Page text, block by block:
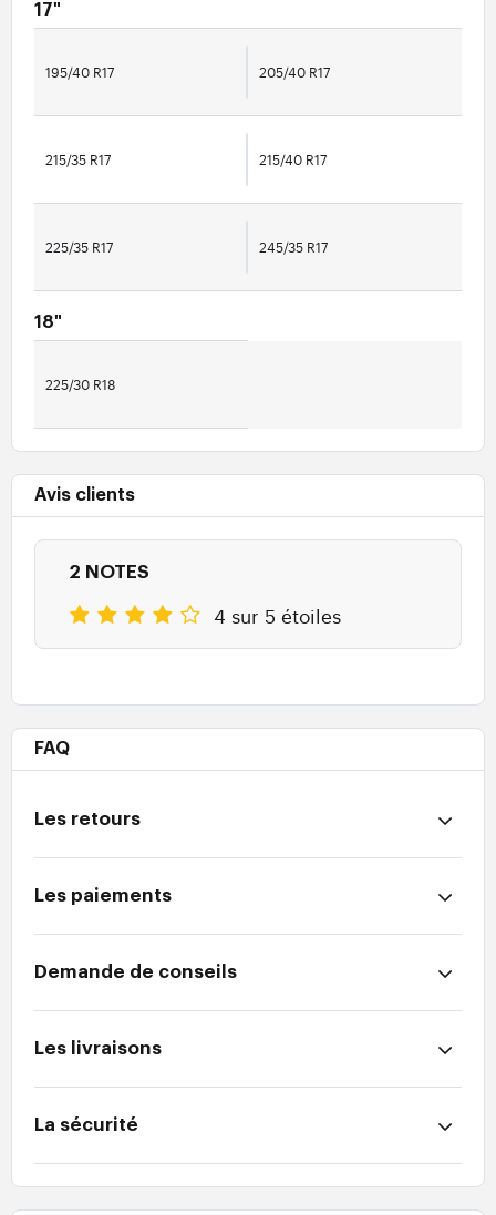
17"
195/40 R17 205/40 R17
215/35 R17 215/40 R17
225/35 R17 245/35 R17
18"
225/30 R18
Avis clients
2 NOTES
4 sur 5 étoiles
FAQ
Les retours
Les paiements
Demande de conseils
Les livraisons
La sécurité